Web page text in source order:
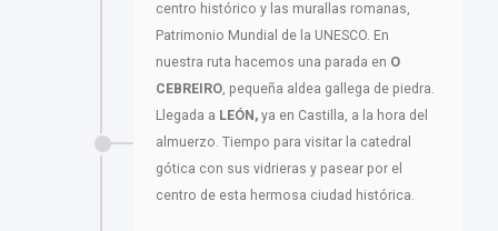
centro histórico y las murallas romanas,
Patrimonio Mundial de la UNESCO. En
nuestra ruta hacemos una parada en O
CEBREIRO, pequeña aldea gallega de piedra.
Llegada a LEÓN, ya en Castilla, a la hora del
almuerzo. Tiempo para visitar la catedral
gótica con sus vidrieras y pasear por el
centro de esta hermosa ciudad histórica.